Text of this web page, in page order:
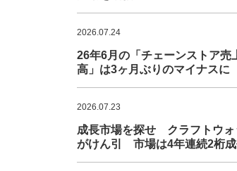
2026.07.24
26年6月の「チェーンストア売
高」は3ヶ月ぶりのマイナスに
2026.07.23
成長市場を探せ クラフトウォ
がけん引 市場は4年連続2桁